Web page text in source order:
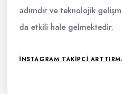
adımdır ve teknolojik
da etkili hale gelmektedir.
INSTAGRAM TAKIPCI